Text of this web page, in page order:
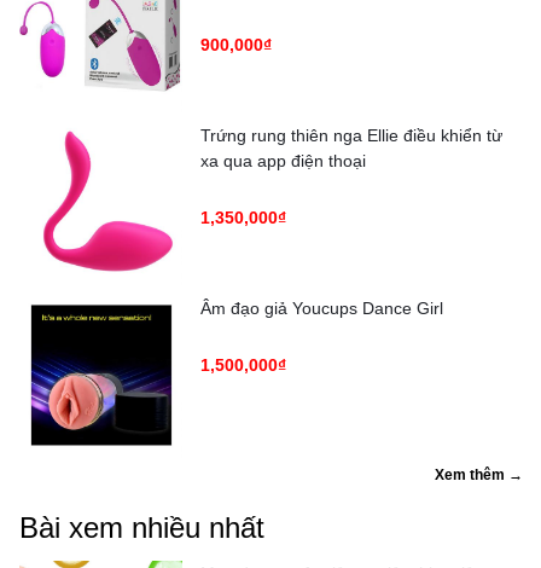
900,000₫
Trứng rung thiên nga Ellie điều khiển từ
xa qua app điện thoại
1,350,000₫
Âm đạo giả Youcups Dance Girl
1,500,000₫
Xem thêm →
Bài xem nhiều nhất